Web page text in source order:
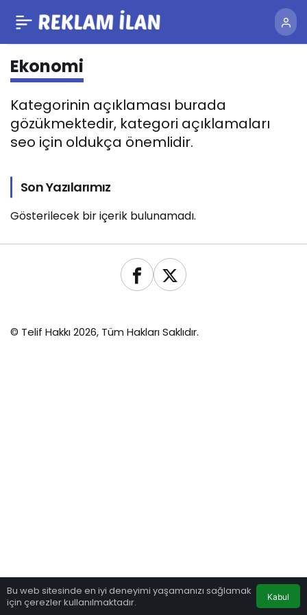
Ekonomi
Kategorinin açıklaması burada
gözükmektedir, kategori açıklamaları
seo için oldukça önemlidir.
Son Yazılarımız
Gösterilecek bir içerik bulunamadı.
Bu web sitesinde en iyi deneyimi yaşamanızı sağlamak
için çerezler kullanılmaktadır.
Kabul
© Telif Hakkı 2026, Tüm Hakları Saklıdır.